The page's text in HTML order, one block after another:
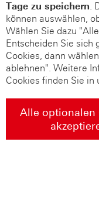
Tage zu speichern.
können auswählen,
Wählen Sie dazu
Entscheiden Sie sich
Cookies, dann
ablehnen". Weitere
Cookies finden Sie in
Alle optionalen